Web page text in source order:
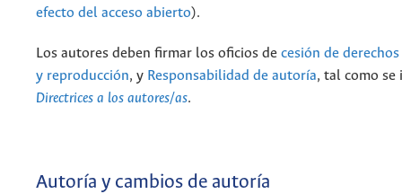
efecto del acceso abierto).
Los autores deben firmar los oficios de cesión de
y reproducción, y Responsabilidad de autoría, tal como se
Directrices a los autores/as.
Autoría y cambios de autoría